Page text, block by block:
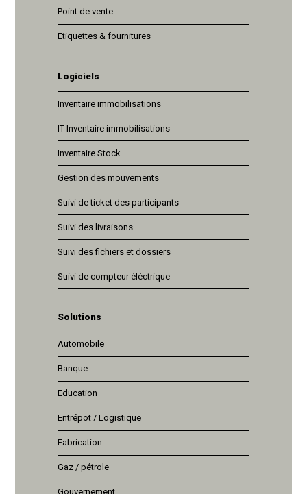
Point de vente
Etiquettes & fournitures
Logiciels
Inventaire immobilisations
IT Inventaire immobilisations
Inventaire Stock
Gestion des mouvements
Suivi de ticket des participants
Suivi des livraisons
Suivi des fichiers et dossiers
Suivi de compteur éléctrique
Solutions
Automobile
Banque
Education
Entrépot / Logistique
Fabrication
Gaz / pétrole
Gouvernement